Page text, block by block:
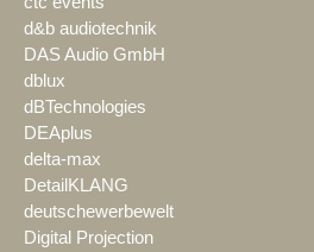
d&b audiotechnik
DAS Audio GmbH
dblux
dBTechnologies
DEAplus
delta-max
DetailKLANG
deutschewerbewelt
Digital Projection